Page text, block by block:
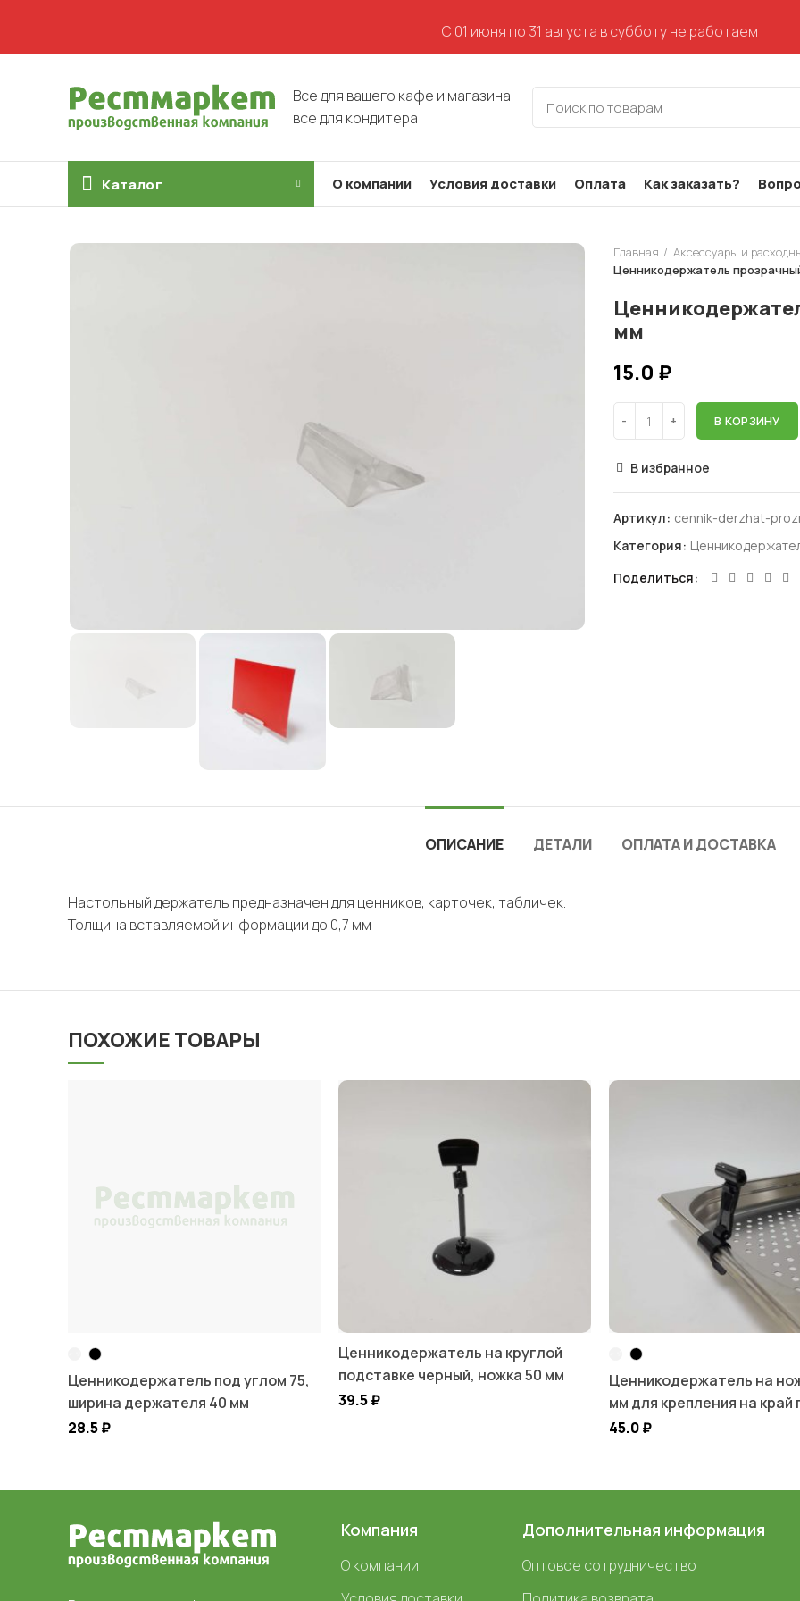
Все для вашего кафе и магазина,
все для кондитера
Каталог О компании Условия доставки Оплата Как заказать?
Главная Аксессуары и
Ценникодержатель
мм
15.0 ₽
В КОРЗИНУ
В избранное
Артикул: cennik-derzhat-
Категория:
Поделиться
ОПИСАНИЕ ДЕТАЛИ ОПЛАТА И ДОСТАВКА
Настольный держатель предназначен для ценников, карточек, табличек.
Толщина вставляемой информации до 0,7 мм
ПОХОЖИЕ ТОВАРЫ
Ценникодержатель под углом 75,
ширина держателя 40 мм
28.5₽
Ценникодержатель на круглой
подставке черный, ножка 50 мм
39.5₽
Ценникодержатель на
мм для крепления на край
45.0₽
Компания
О компании
Дополнительная информация
Оптовое сотрудничество
С 01 июня по 31 августа в субботу не работаем